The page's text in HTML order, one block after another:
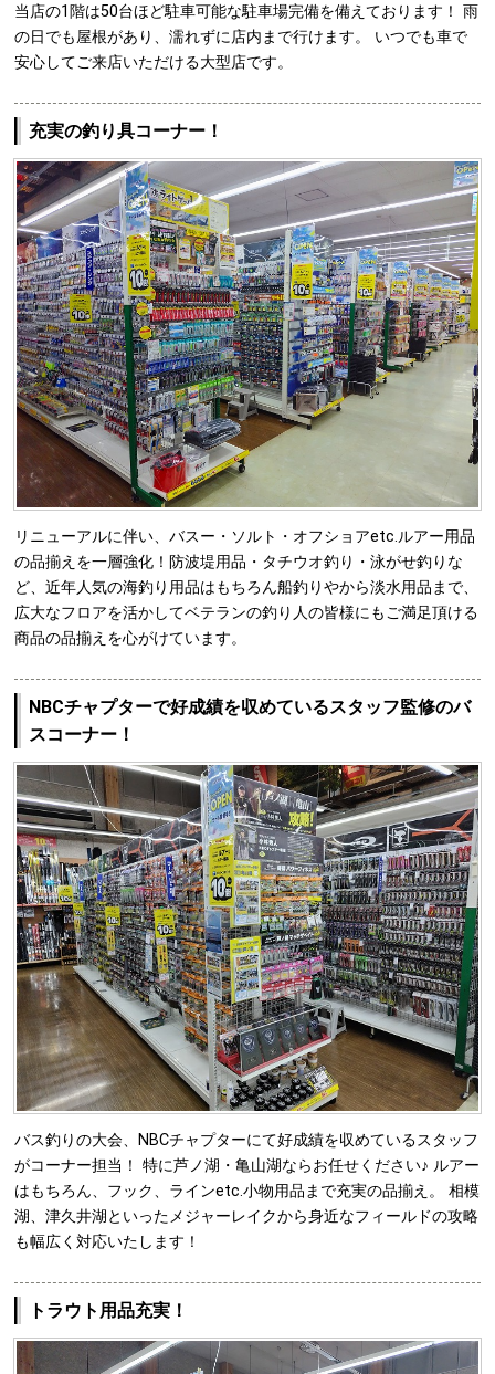
当店の1階は50台ほど駐車可能な駐車場完備を備えております！ 雨
の日でも屋根があり、濡れずに店内まで行けます。 いつでも車で
安心してご来店いただける大型店です。
充実の釣り具コーナー！
リニューアルに伴い、バスー・ソルト・オフショアetc.ルアー用品
の品揃えを一層強化！防波堤用品・タチウオ釣り・泳がせ釣りな
ど、近年人気の海釣り用品はもちろん船釣りやから淡水用品まで、
広大なフロアを活かしてベテランの釣り人の皆様にもご満足頂ける
商品の品揃えを心がけています。
NBCチャプターで好成績を収めているスタッフ監修のバ
スコーナー！
バス釣りの大会、NBCチャプターにて好成績を収めているスタッフ
がコーナー担当！ 特に芦ノ湖・亀山湖ならお任せください♪ ルアー
はもちろん、フック、ラインetc.小物用品まで充実の品揃え。 相模
湖、津久井湖といったメジャーレイクから身近なフィールドの攻略
も幅広く対応いたします！
トラウト用品充実！